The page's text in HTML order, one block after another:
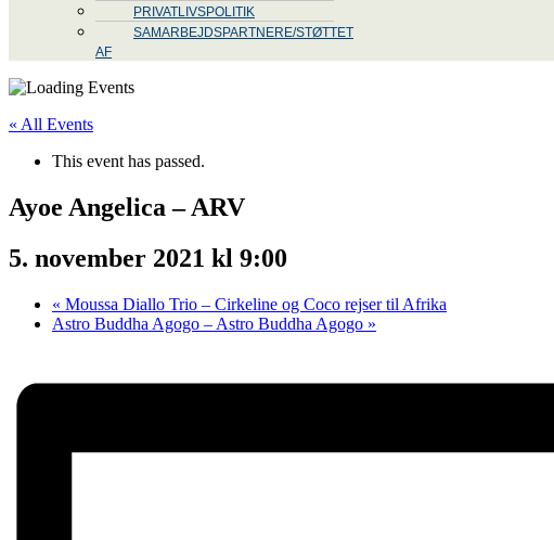
PRIVATLIVSPOLITIK
SAMARBEJDSPARTNERE/STØTTET
AF
« All Events
This event has passed.
Ayoe Angelica – ARV
5. november 2021 kl 9:00
« Moussa Diallo Trio – Cirkeline og Coco rejser til Afrika
Astro Buddha Agogo – Astro Buddha Agogo »